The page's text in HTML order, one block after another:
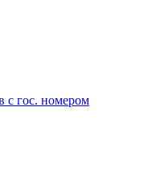
с гос. номером